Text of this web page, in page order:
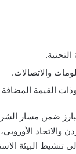
التحتية.
والاتصالات.
القيمة المضافة
ضمن مسار
والاتحاد
تنشيط البيئة